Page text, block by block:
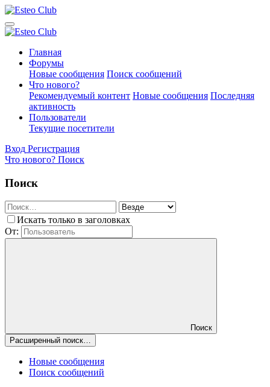
Главная
Форумы
Новые сообщения Поиск сообщений
Что нового?
Рекомендуемый контент Новые сообщения Последняя
активность
Пользователи
Текущие посетители
Вход Регистрация
Что нового? Поиск
Поиск
Искать только в заголовках
От:
Поиск
Расширенный поиск…
Новые сообщения
Поиск сообщений